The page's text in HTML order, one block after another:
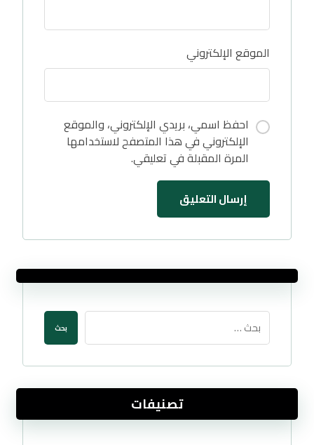
الموقع الإلكتروني
احفظ اسمي، بريدي الإلكتروني، والموقع
الإلكتروني في هذا المتصفح لاستخدامها
المرة المقبلة في تعليقي.
إرسال التعليق
بحث
تصنيفات